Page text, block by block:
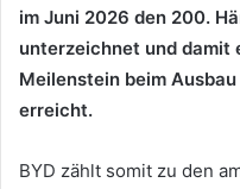
im Juni 2026 den 200.
unterzeichnet und
Meilenstein beim
erreicht.
BYD zählt somit zu den